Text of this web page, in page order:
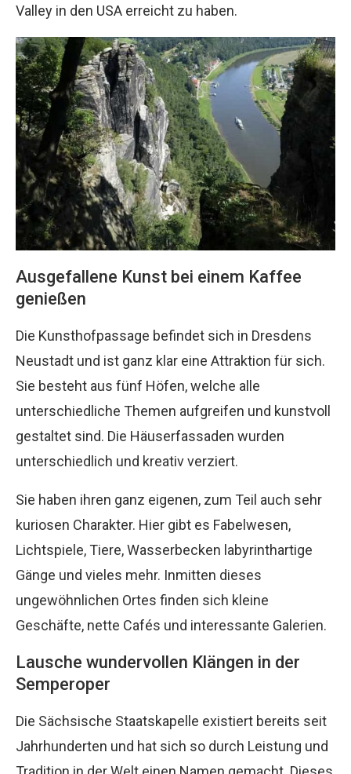
Valley in den USA erreicht zu haben.
Ausgefallene Kunst bei einem Kaffee
genießen
Die Kunsthofpassage befindet sich in Dresdens
Neustadt und ist ganz klar eine Attraktion für sich.
Sie besteht aus fünf Höfen, welche alle
unterschiedliche Themen aufgreifen und kunstvoll
gestaltet sind. Die Häuserfassaden wurden
unterschiedlich und kreativ verziert.
Sie haben ihren ganz eigenen, zum Teil auch sehr
kuriosen Charakter. Hier gibt es Fabelwesen,
Lichtspiele, Tiere, Wasserbecken labyrinthartige
Gänge und vieles mehr. Inmitten dieses
ungewöhnlichen Ortes finden sich kleine
Geschäfte, nette Cafés und interessante Galerien.
Lausche wundervollen Klängen in der
Semperoper
Die Sächsische Staatskapelle existiert bereits seit
Jahrhunderten und hat sich so durch Leistung und